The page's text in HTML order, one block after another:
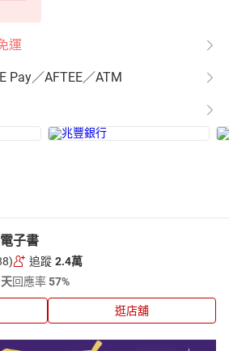
運
Pay／AFTEE／ATM
子書
追蹤 2.4萬
回應率57%
逛店舖